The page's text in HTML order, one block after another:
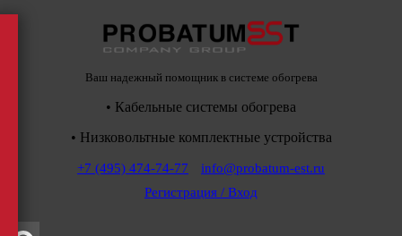
Ваш надежный помощник в системе обогрева
• Кабельные системы обогрева
• Низковольтные комплектные устройства
+7 (495) 474-74-77
info@probatum-est.ru
Регистрация / Вход